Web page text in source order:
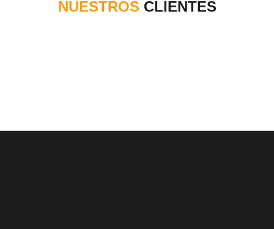
NUESTROS CLIENTES